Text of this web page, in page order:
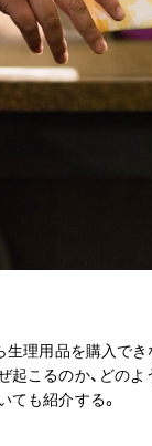
生理用品を購入で
起こるのか、どの
ても紹介する。